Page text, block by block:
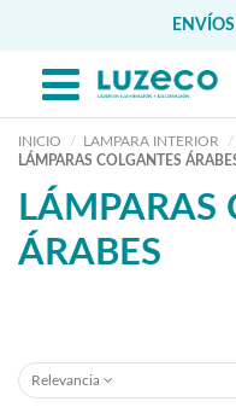
ENVÍOS
INICIO LAMPARA INTERIOR
LÁMPARAS COLGANTES
LÁMPARAS
ÁRABES
Relevancia